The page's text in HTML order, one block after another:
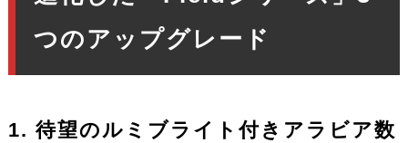
つのアップグレード
1. 待望のルミブライト付きアラビア数